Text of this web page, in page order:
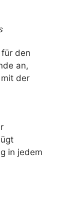
den
an,
der
in jedem